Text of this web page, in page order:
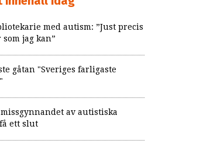
med autism: ”Just precis
jag kan”
gåtan "Sveriges farligaste
missgynnandet av autistiska
ett slut